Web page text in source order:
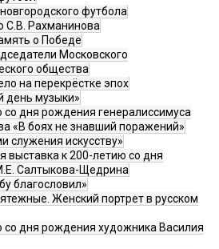
футбола
С.В. Рахманинова
о Победе
Московского
общества
на перекрёстке эпох
день музыки»
со дня рождения генералиссимуса
«В боях не знавший поражений»
служения искусству»
выставка к 200-летию со дня
Салтыкова-Щедрина
благословил»
Женский портрет в русском
со дня рождения художника Василия